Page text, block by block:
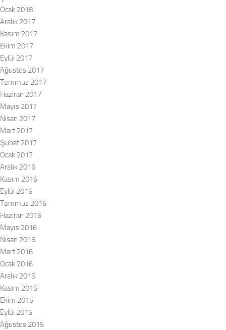
Ocak 2018
Aralık 2017
Kasım 2017
Ekim 2017
Eylül 2017
Ağustos 2017
Temmuz 2017
Haziran 2017
Mayıs 2017
Nisan 2017
Mart 2017
Şubat 2017
Ocak 2017
Aralık 2016
Kasım 2016
Eylül 2016
Temmuz 2016
Haziran 2016
Mayıs 2016
Nisan 2016
Mart 2016
Ocak 2016
Aralık 2015
Kasım 2015
Ekim 2015
Eylül 2015
Ağustos 2015